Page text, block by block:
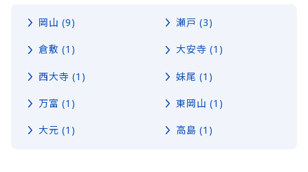
岡山 (9) 瀬戸 (3)
倉敷 (1) 大安寺 (1)
西大寺 (1) 妹尾 (1)
万富 (1) 東岡山 (1)
大元 (1) 高島 (1)